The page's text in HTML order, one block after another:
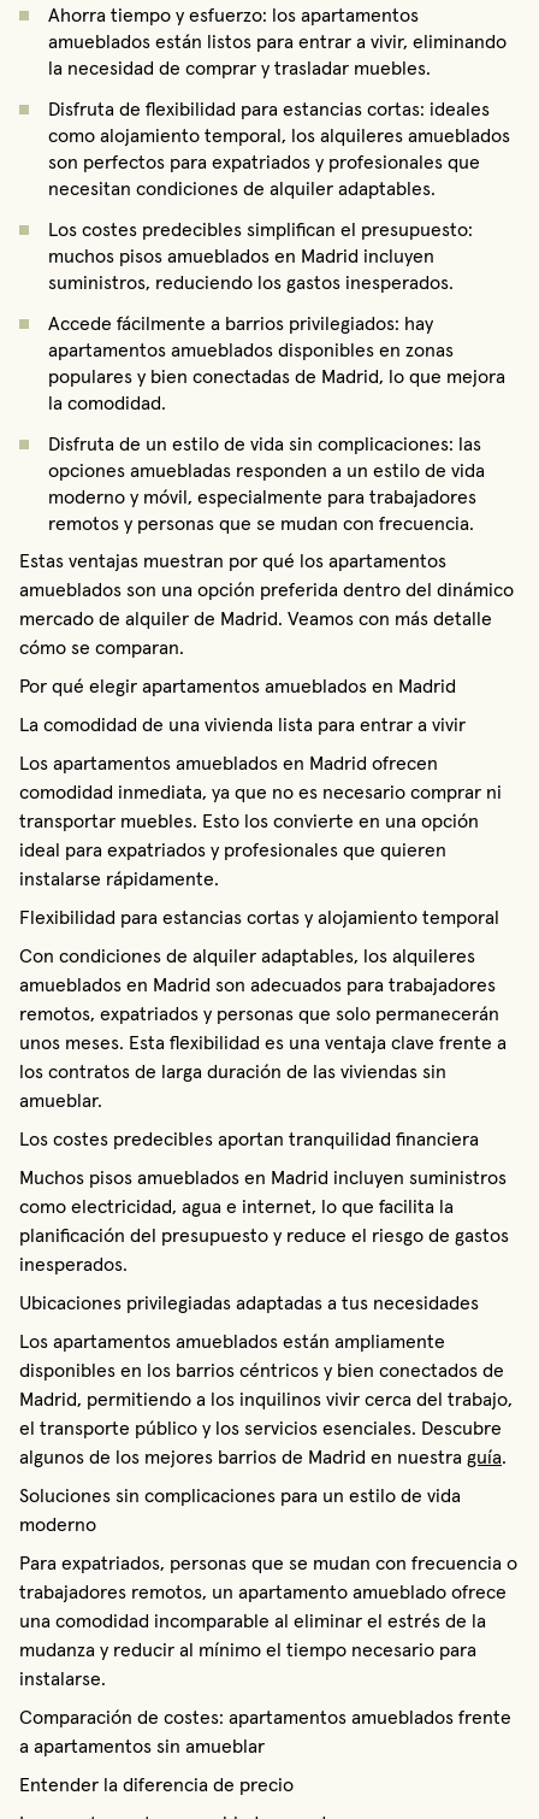
Ahorra tiempo y esfuerzo: los apartamentos
amueblados están listos para entrar a vivir, eliminando
la necesidad de comprar y trasladar muebles.
Disfruta de flexibilidad para estancias cortas: ideales
como alojamiento temporal, los alquileres amueblados
son perfectos para expatriados y profesionales que
necesitan condiciones de alquiler adaptables.
Los costes predecibles simplifican el presupuesto:
muchos pisos amueblados en Madrid incluyen
suministros, reduciendo los gastos inesperados.
Accede fácilmente a barrios privilegiados: hay
apartamentos amueblados disponibles en zonas
populares y bien conectadas de Madrid, lo que mejora
la comodidad.
Disfruta de un estilo de vida sin complicaciones: las
opciones amuebladas responden a un estilo de vida
moderno y móvil, especialmente para trabajadores
remotos y personas que se mudan con frecuencia.
Estas ventajas muestran por qué los apartamentos
amueblados son una opción preferida dentro del dinámico
mercado de alquiler de Madrid. Veamos con más detalle
cómo se comparan.
Por qué elegir apartamentos amueblados en Madrid
La comodidad de una vivienda lista para entrar a vivir
Los apartamentos amueblados en Madrid ofrecen
comodidad inmediata, ya que no es necesario comprar ni
transportar muebles. Esto los convierte en una opción
ideal para expatriados y profesionales que quieren
instalarse rápidamente.
Flexibilidad para estancias cortas y alojamiento temporal
Con condiciones de alquiler adaptables, los alquileres
amueblados en Madrid son adecuados para trabajadores
remotos, expatriados y personas que solo permanecerán
unos meses. Esta flexibilidad es una ventaja clave frente a
los contratos de larga duración de las viviendas sin
amueblar.
Los costes predecibles aportan tranquilidad financiera
Muchos pisos amueblados en Madrid incluyen suministros
como electricidad, agua e internet, lo que facilita la
planificación del presupuesto y reduce el riesgo de gastos
inesperados.
Ubicaciones privilegiadas adaptadas a tus necesidades
Los apartamentos amueblados están ampliamente
disponibles en los barrios céntricos y bien conectados de
Madrid, permitiendo a los inquilinos vivir cerca del trabajo,
el transporte público y los servicios esenciales. Descubre
algunos de los mejores barrios de Madrid en nuestra guía.
Soluciones sin complicaciones para un estilo de vida
moderno
Para expatriados, personas que se mudan con frecuencia o
trabajadores remotos, un apartamento amueblado ofrece
una comodidad incomparable al eliminar el estrés de la
mudanza y reducir al mínimo el tiempo necesario para
instalarse.
Comparación de costes: apartamentos amueblados frente
a apartamentos sin amueblar
Entender la diferencia de precio